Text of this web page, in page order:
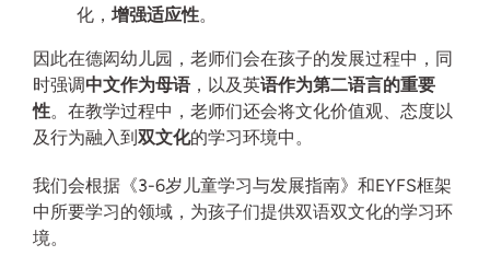
化， 增强适应性。
因此在德闳幼儿园，老师们会在孩子的发展过程中，同
时强调中文作为母语，以及英语作为第二语言的重要
性。在教学过程中，老师们还会将文化价值观、态度以
及行为融入到双文化的学习环境中。
我们会根据 《3-6岁儿童学习与发展指南》和EYFS框架
中所要学习的领域，为孩子们提供双语双文化的学习环
境。